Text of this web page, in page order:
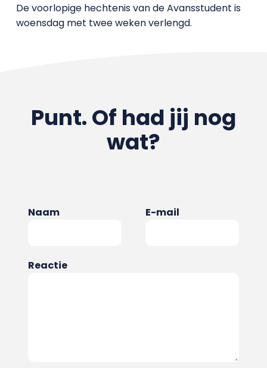
De voorlopige hechtenis van de Avansstudent is
woensdag met twee weken verlengd.
Punt. Of had jij nog
wat?
Naam E-mail
Reactie